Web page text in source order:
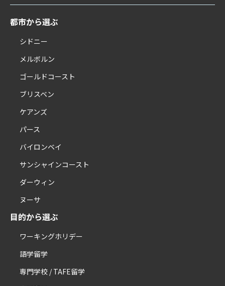
都市から選ぶ
シドニー
メルボルン
ゴールドコースト
ブリスベン
ケアンズ
パース
バイロンベイ
サンシャインコースト
ダーウィン
ヌーサ
目的から選ぶ
ワーキングホリデー
語学留学
専門学校 / TAFE留学